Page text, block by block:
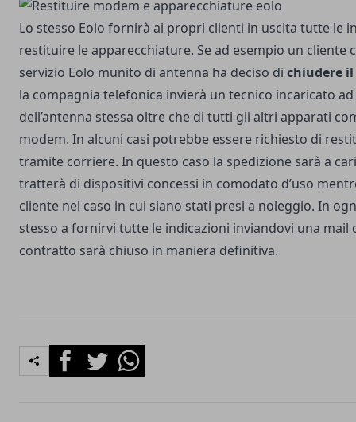
Lo stesso Eolo fornirà ai propri clienti in uscita tutte le
restituire le apparecchiature. Se ad esempio un cliente
servizio Eolo munito di antenna ha deciso di chiudere
la compagnia telefonica invierà un tecnico incaricato
dell’antenna stessa oltre che di tutti gli altri apparati
modem. In alcuni casi potrebbe essere richiesto di
tramite corriere. In questo caso la spedizione sarà a
tratterà di dispositivi concessi in comodato d’uso
cliente nel caso in cui siano stati presi a noleggio. In
stesso a fornirvi tutte le indicazioni inviandovi una mail
contratto sarà chiuso in maniera definitiva.
FacebookTwitterWhatsapp